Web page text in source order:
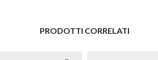
PRODOTTI CORRELATI